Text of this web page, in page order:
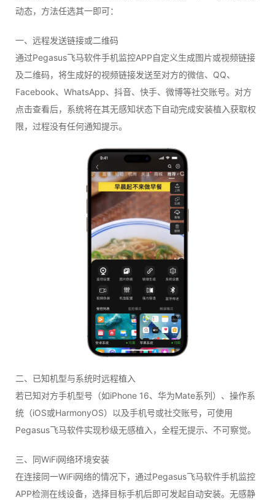
动态，方法任选其一即可：
一、远程发送链接或二维码
通过Pegasus飞马软件手机监控APP自定义生成图片或视频链接
及二维码，将生成好的视频链接发送至对方的微信、QQ、
Facebook、WhatsApp、抖音、快手、微博等社交账号。对方
点击查看后，系统将在其无感知状态下自动完成安装植入获取权
限，过程没有任何通知提示。
二、已知机型与系统时远程植入
若已知对方手机型号（如iPhone 16、华为Mate系列）、操作系
统（iOS或HarmonyOS）以及手机号或社交账号，可使用
Pegasus飞马软件实现秒级无感植入，全程无提示、不可察觉。
三、同WiFi网络环境安装
在连接同一WiFi网络的情况下，通过Pegasus飞马软件手机监控
APP检测在线设备，选择目标手机后即可发起自动安装。无感静